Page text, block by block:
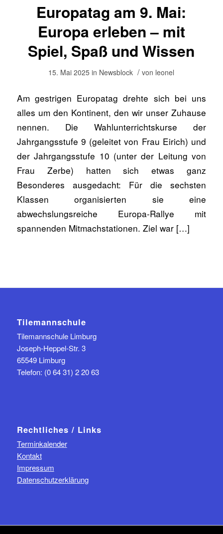
Europatag am 9. Mai:
Europa erleben – mit
Spiel, Spaß und Wissen
15. Mai 2025 in Newsblock / von leonel
Am gestrigen Europatag drehte sich bei uns
alles um den Kontinent, den wir unser Zuhause
nennen. Die Wahlunterrichtskurse der
Jahrgangsstufe 9 (geleitet von Frau Eirich) und
der Jahrgangsstufe 10 (unter der Leitung von
Frau Zerbe) hatten sich etwas ganz
Besonderes ausgedacht: Für die sechsten
Klassen organisierten sie eine
abwechslungsreiche Europa-Rallye mit
spannenden Mitmachstationen. Ziel war […]
Tilemannschule
Tilemannschule Limburg
Joseph-Heppel-Str. 3
65549 Limburg
Telefon: (0 64 31) 2 20 63
Rechtliches / Links
Terminkalender
Kontakt
Impressum
Datenschutzerklärung